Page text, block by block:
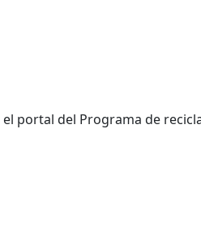
portal del Programa de